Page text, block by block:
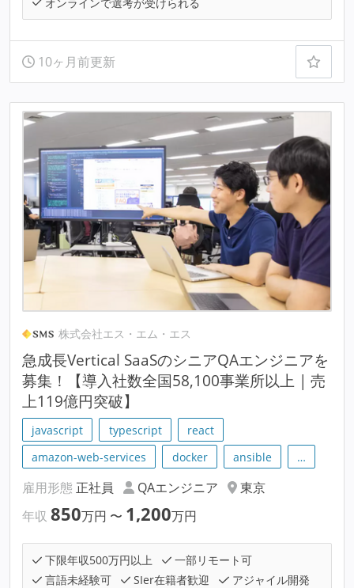
10ヶ月前更新
株式会社エス・エム・エス
急成長Vertical SaaSのシニアQAエンジニアを
募集！【導入社数全国58,100事業所以上 | 売
上119億円突破】
javascript typescript
react
amazon-web-services
docker ansible …
雇用形態 正社員 QAエンジニア
東京
年収 850万円 〜 1,200万円
下限年収500万円以上
一部リモート可
言語未経験可
SIer在籍者歓迎
アジャイル開発